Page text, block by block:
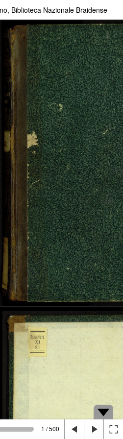
Biblioteca Nazionale Braidense
1 / 500